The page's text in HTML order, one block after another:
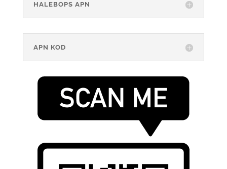
HALEBOPS APN
APN KOD